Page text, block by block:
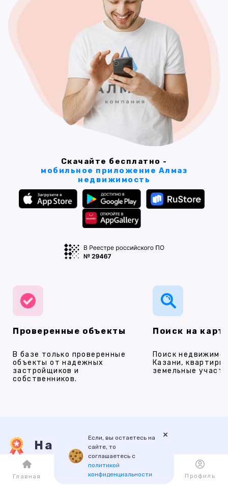
Скачайте бесплатно -
мобильное приложение Алмаз
недвижимость
Проверенные объекты
В базе только проверенные
объекты от надежных
застройщиков и
собственников.
Поиск на
Поиск
Казани,
земельные
Наши услуги
ПРОДАЖА НОВОСТРОЙКИ ИПОТЕКА
Если, вы остаетесь на
сайте, то
соглашаетесь с
политикой
конфиденциальности
×
Главная Каталог Избранное Профиль